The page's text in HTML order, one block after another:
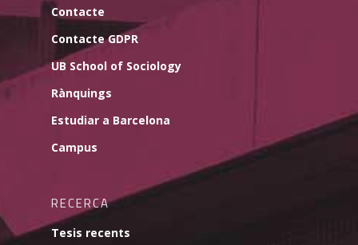
Contacte
Contacte GDPR
UB School of Sociology
Rànquings
Estudiar a Barcelona
Campus
RECERCA
Tesis recents